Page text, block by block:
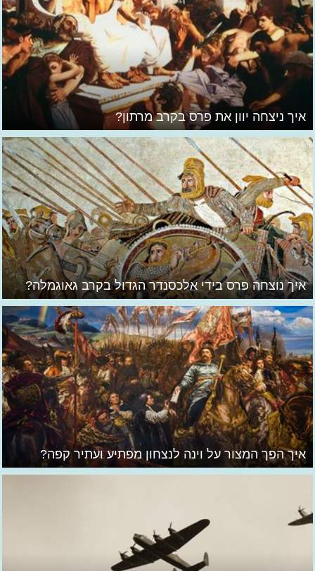
איך ניצחה יוון את פרס בקרב מרתון?
איך נוצחה פרס בידי אלכסנדר הגדול בקרב גאוגמלה?
איך הפך המצור על וינה לנצחון מפתיע ועתיר קפה?